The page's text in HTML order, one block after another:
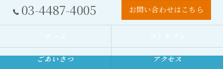
03-4487-4005 お問い合わせはこちら
ごあいさつ アクセス